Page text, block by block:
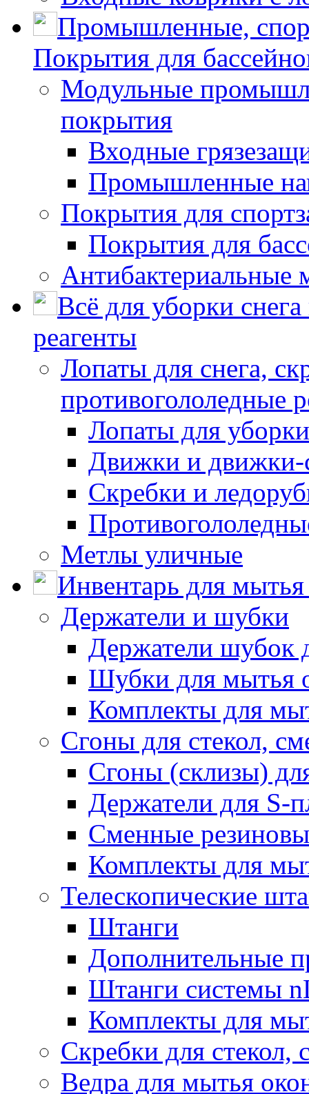
Промышленные,
Покрытия для
Модульные
покрытия
Входные
Промышленные
Покрытия для
Покрытия для
Антибактериальные
Всё для уборки
реагенты
Лопаты для снега,
противогололедные
Лопаты для
Движки и движки-
Скребки и
Метлы уличные
Инвентарь для мытья
Держатели и шубки
Держатели шубок
Шубки для мытья
Комплекты для
Сгоны для стекол,
Сгоны (склизы)
Держатели для S-
Сменные
Комплекты для
Телескопические
Штанги
Дополнительные
Штанги системы
Комплекты для
Скребки для стекол,
Ведра для мытья